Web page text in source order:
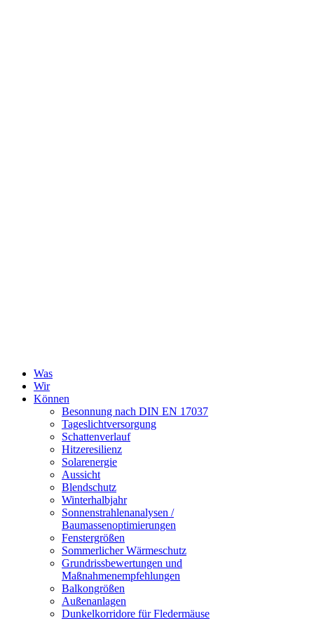
Was
Wir
Können
Besonnung nach DIN EN 17037
Tageslichtversorgung
Schattenverlauf
Hitzeresilienz
Solarenergie
Aussicht
Blendschutz
Winterhalbjahr
Sonnenstrahlenanalysen /
Baumassenoptimierungen
Fenstergrößen
Sommerlicher Wärmeschutz
Grundrissbewertungen und
Maßnahmenempfehlungen
Balkongrößen
Außenanlagen
Dunkelkorridore für Fledermäuse